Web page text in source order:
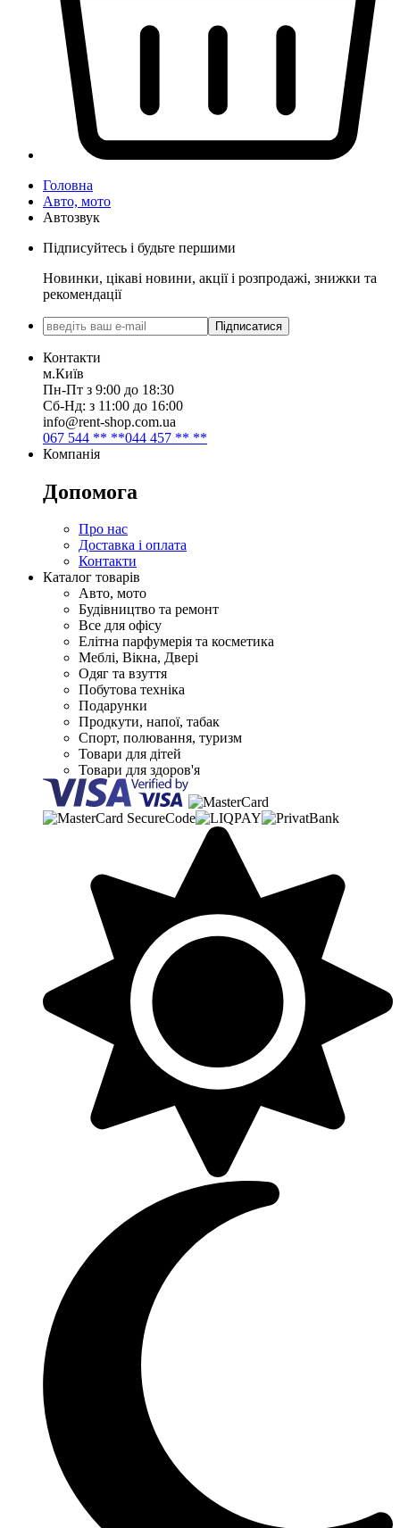
Головна
Авто, мото
Автозвук
Підписуйтесь і будьте першими
Новинки, цікаві новини, акції і розпродажі, знижки та
рекомендації
Підписатися
Контакти
м.Київ
Пн-Пт з 9:00 до 18:30
Сб-Нд: з 11:00 до 16:00
info@rent-shop.com.ua
067 544 ** **044 457 ** **
Компанія
Допомога
Про нас
Доставка і оплата
Контакти
Каталог товарів
Авто, мото
Будівництво та ремонт
Все для офісу
Елітна парфумерія та косметика
Меблі, Вікна, Двері
Одяг та взуття
Побутова техніка
Подарунки
Продкути, напої, табак
Спорт, полювання, туризм
Товари для дітей
Товари для здоров'я